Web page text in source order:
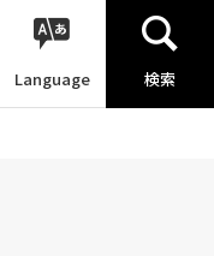
Language 検索